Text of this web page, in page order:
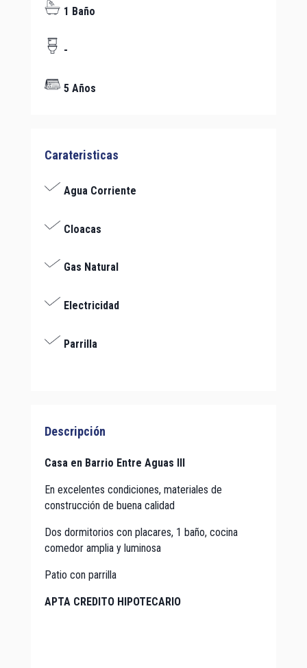
1 Baño
-
5 Años
Carateristicas
Agua Corriente
Cloacas
Gas Natural
Electricidad
Parrilla
Descripción
Casa en Barrio Entre Aguas III
En excelentes condiciones, materiales de
construcción de buena calidad
Dos dormitorios con placares, 1 baño, cocina
comedor amplia y luminosa
Patio con parrilla
APTA CREDITO HIPOTECARIO